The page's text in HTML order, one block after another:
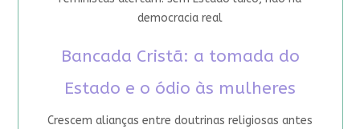
democracia real
Bancada Cristã: a tomada do
Estado e o ódio às mulheres
Crescem alianças entre doutrinas religiosas antes